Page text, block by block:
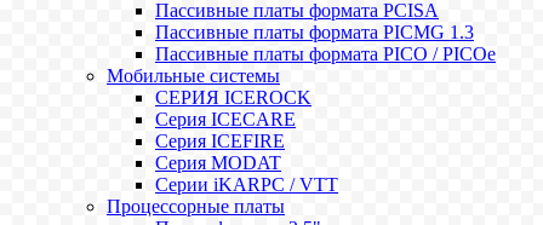
Пассивные платы формата PCISA
Пассивные платы формата PICMG 1.3
Пассивные платы формата PICO / PICOe
Мобильные системы
СЕРИЯ ICEROCK
Серия ICECARE
Серия ICEFIRE
Серия MODAT
Серии iKARPC / VTT
Процессорные платы